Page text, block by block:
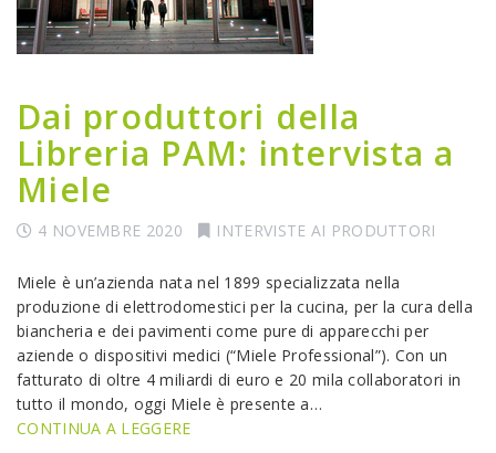
Dai produttori della
Libreria PAM: intervista a
Miele
4 NOVEMBRE 2020 INTERVISTE AI PRODUTTORI
Miele è un’azienda nata nel 1899 specializzata nella
produzione di elettrodomestici per la cucina, per la cura della
biancheria e dei pavimenti come pure di apparecchi per
aziende o dispositivi medici (“Miele Professional”). Con un
fatturato di oltre 4 miliardi di euro e 20 mila collaboratori in
tutto il mondo, oggi Miele è presente a…
CONTINUA A LEGGERE